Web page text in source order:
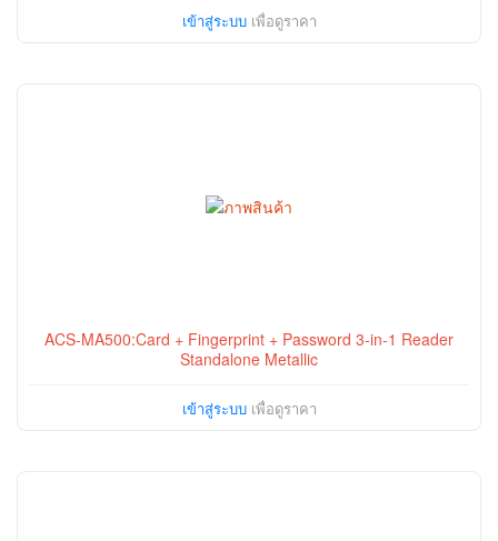
เข้าสู่ระบบเพื่อดูราคา
ACS-MA500:Card + Fingerprint + Password 3-in-1 Reader
Standalone Metallic
เข้าสู่ระบบเพื่อดูราคา